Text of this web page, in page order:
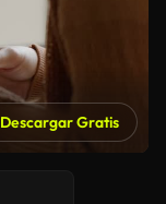
Descargar Gratis